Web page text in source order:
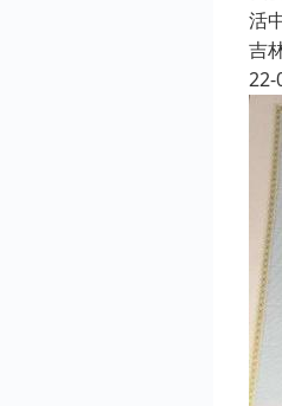
活
吉
22-